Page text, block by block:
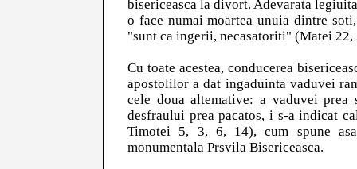
bisericeasca la divort. Adevarata
o face numai moartea unuia dintre
"sunt ca ingerii, necasatoriti" (Matei 22,
Cu toate acestea, conducerea
apostolilor a dat ingaduinta vaduvei
cele doua altemative: a vaduvei
desfraului prea pacatos, i s-a indicat
Timotei 5, 3, 6, 14), cum spune
monumentala Prsvila Bisericeasca.